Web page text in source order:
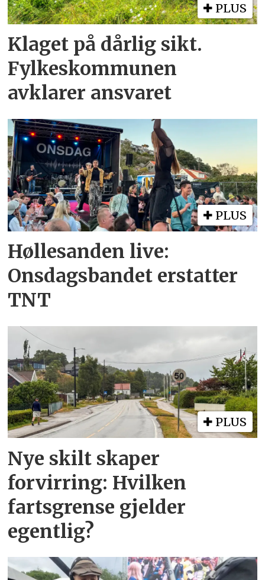
PLUS
Klaget på dårlig sikt.
Fylkeskommunen
avklarer ansvaret
PLUS
Høllesanden live:
Onsdagsbandet erstatter
TNT
PLUS
Nye skilt skaper
forvirring: Hvilken
fartsgrense gjelder
egentlig?